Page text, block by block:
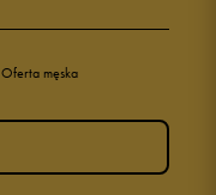
Oferta męska